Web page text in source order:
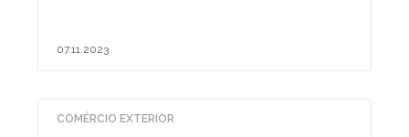
07.11.2023
COMÉRCIO EXTERIOR